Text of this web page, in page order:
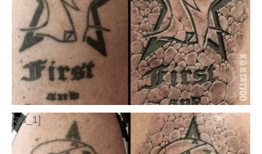
[ad_1]